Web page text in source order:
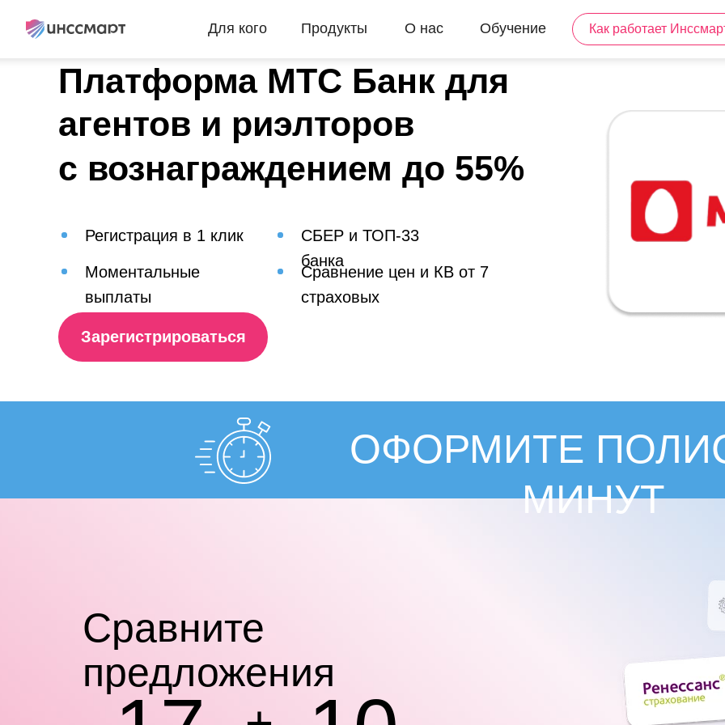
Как работает
Для кого Продукты О нас Обучение
Платформа МТС Банк для
агентов и риэлторов
Регистрация в 1 клик
Моментальные
выплаты
СБЕР и ТОП-33
банка
Сравнение цен и КВ от 7
страховых
с вознаграждением до 55%
Зарегистрироваться
ОФОРМИТЕ
МИНУТ
Cравните
предложения